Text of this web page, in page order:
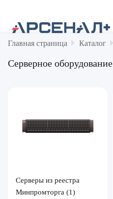
Главная страница Каталог
Серверное оборудование
Серверы из реестра
Минпромторга (1)